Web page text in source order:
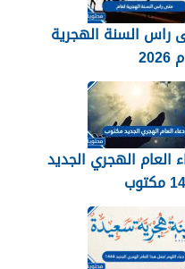
راس السنة الهجرية
العام الهجري الجديد